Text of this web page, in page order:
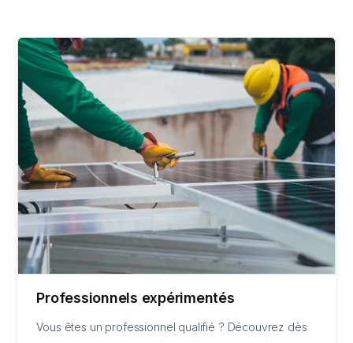
Professionnels expérimentés
Vous êtes un professionnel qualifié ? Découvrez dès